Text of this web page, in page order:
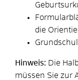
die
Hinweis: Die
müssen Sie zur